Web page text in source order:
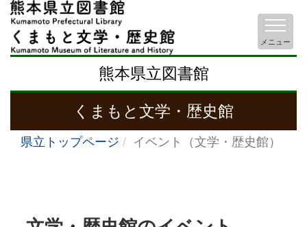
熊本県立図書館
くまもと文学・歴史館
メニュー
県立トップページ イベント（文学・歴史館）